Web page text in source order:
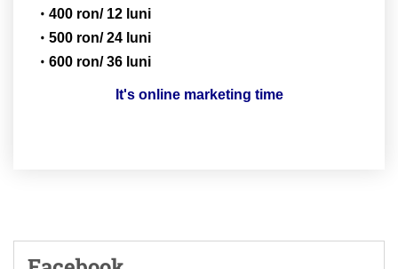
400 ron/ 12 luni
500 ron/ 24 luni
600 ron/ 36 luni
It's online marketing time